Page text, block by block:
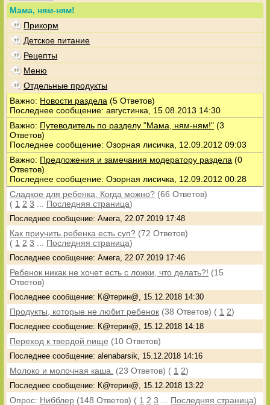
Мама, ням-ням!
Прикорм
Детское питание
Рецепты
Меню
Отдельные продукты
Важно: Новости раздела (5 Ответов)
Последнее сообщение: августинка, 15.08.2013 14:30
Важно: Путеводитель по разделу "Мама, ням-ням!" (3
Ответов)
Последнее сообщение: Озорная лисичка, 12.09.2012 09:03
Важно: Предложения и замечания модератору раздела (0
Ответов)
Последнее сообщение: Озорная лисичка, 12.09.2012 00:28
Сладкое для ребенка. Когда можно? (66 Ответов)
( 1 2 3 Последняя страница)
Последнее сообщение: Амега, 22.07.2019 17:48
Как приучить ребенка есть суп? (72 Ответов)
( 1 2 3 Последняя страница)
Последнее сообщение: Амега, 22.07.2019 17:46
Ребенок никак не хочет есть с ложки, что делать?! (15
Ответов)
Последнее сообщение: К@терин@, 15.12.2018 14:30
Продукты, которые не любит ребенок (38 Ответов) ( 1 2)
Последнее сообщение: К@терин@, 15.12.2018 14:18
Переход к твердой пище (10 Ответов)
Последнее сообщение: alenabarsik, 15.12.2018 14:16
Молоко и молочная каша. (23 Ответов) ( 1 2)
Последнее сообщение: К@терин@, 15.12.2018 13:22
Опрос: Нибблер (148 Ответов) ( 1 2 3 Последняя страница)